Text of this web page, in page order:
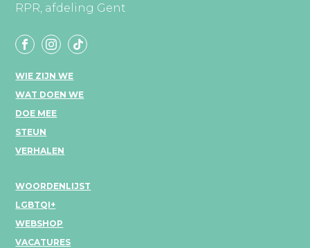
RPR, afdeling Gent
WIE ZIJN WE
WAT DOEN WE
DOE MEE
STEUN
VERHALEN
WOORDENLIJST
LGBTQI+
WEBSHOP
VACATURES